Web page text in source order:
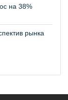
на 38%
рынка